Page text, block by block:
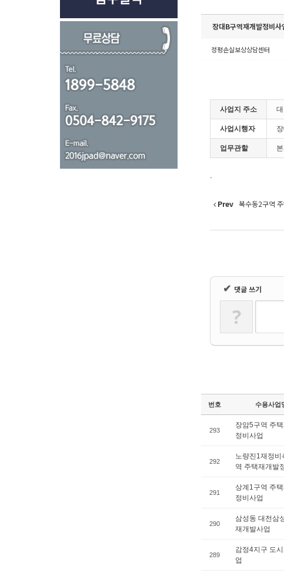
장대B구역재개발정비사
정평손실보상상담센터
사업지 주소
사업시행자
업무관할
.
Prev 복수동2구역
✔ 댓글 쓰기
?
번호 수용사업
293
장암5구역 주
정비사업
292
노량진1재정비
역 주택재개발
291
상계1구역 주
정비사업
290
삼성동 대전삼
재개발사업
289
감정4지구 도
업